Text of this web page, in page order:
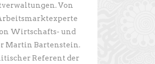
Von
Wirtschafts- und
Martin Bartenstein.
Referent der